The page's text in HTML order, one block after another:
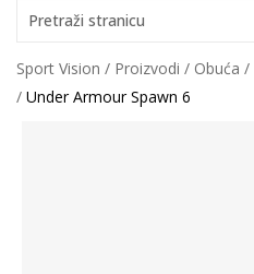
Pretraži stranicu
Sport Vision Proizvodi Obuća
Under Armour Spawn 6